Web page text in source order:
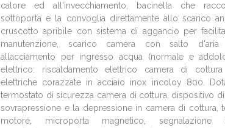
calore ed all'invecchiamento, bacinella che
sottoporta e la convoglia direttamente allo scarico
cruscotto apribile con sistema di aggancio per
manutenzione, scarico camera con salto d'aria
allacciamento per ingresso acqua (normale e
elettrico: riscaldamento elettrico camera di
elettriche corazzate in acciaio inox incoloy 800.
termostato di sicurezza camera di cottura, dispositivo
sovrapressione e la depressione in camera di cottura,
motore, microporta magnetico, segnalazione